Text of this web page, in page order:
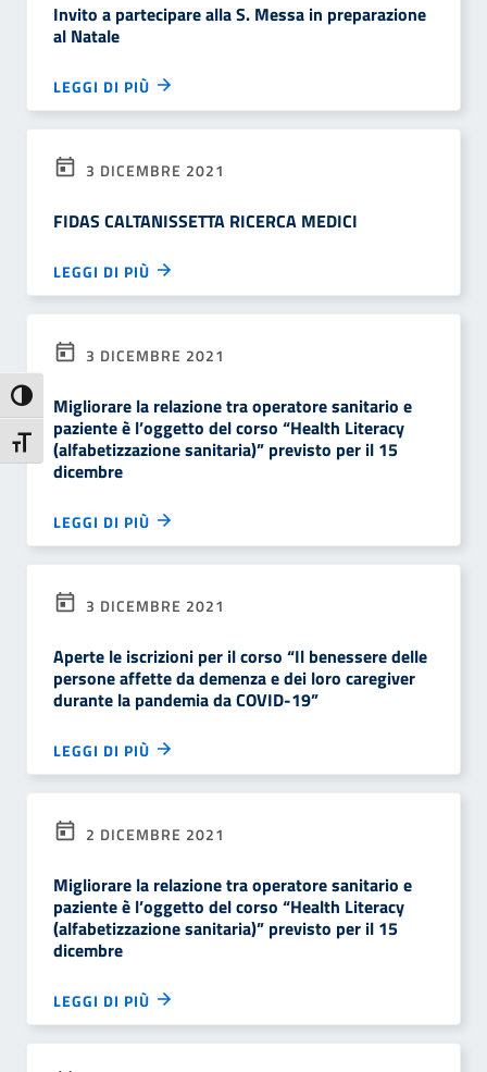
Attiva/disattiva alto contrasto
Attiva/disattiva dimensione testo
Invito a partecipare alla S. Messa in preparazione
al Natale
LEGGI DI PIÙ
3 DICEMBRE 2021
FIDAS CALTANISSETTA RICERCA MEDICI
LEGGI DI PIÙ
3 DICEMBRE 2021
Migliorare la relazione tra operatore sanitario e
paziente è l’oggetto del corso “Health Literacy
(alfabetizzazione sanitaria)” previsto per il 15
dicembre
LEGGI DI PIÙ
3 DICEMBRE 2021
Aperte le iscrizioni per il corso “Il benessere delle
persone affette da demenza e dei loro caregiver
durante la pandemia da COVID-19”
LEGGI DI PIÙ
2 DICEMBRE 2021
Migliorare la relazione tra operatore sanitario e
paziente è l’oggetto del corso “Health Literacy
(alfabetizzazione sanitaria)” previsto per il 15
dicembre
LEGGI DI PIÙ